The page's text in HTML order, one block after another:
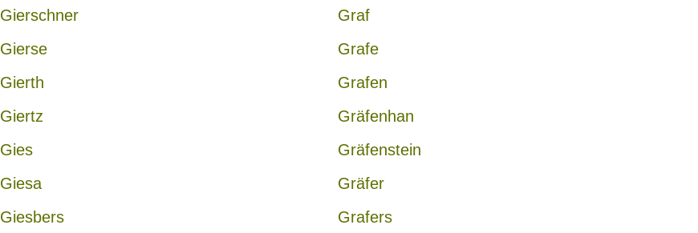
Gierschner
Gierse
Gierth
Giertz
Gies
Giesa
Giesbers
Graf
Grafe
Grafen
Gräfenhan
Gräfenstein
Gräfer
Grafers